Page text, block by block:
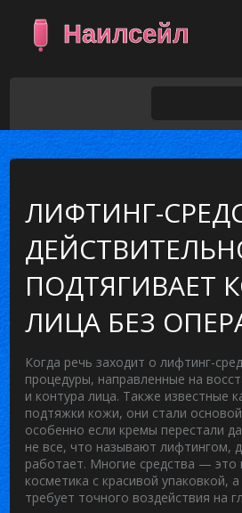
ЛИФТИНГ-
ПОДТЯГИВАЕТ
ЛИЦА БЕЗ
Когда речь заходит о лифтинг-
процедуры, направленные на
и контура лица. Также известные
подтяжки кожи, они стали
особенно если кремы перестали
не все, что называют лифтингом,
работает. Многие средства — это
косметика с красивой упаковкой,
требует точного воздействия на